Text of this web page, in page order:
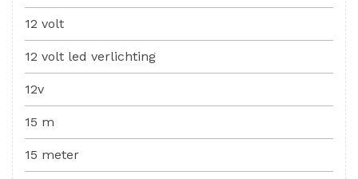
12 volt
12 volt led verlichting
12v
15 m
15 meter